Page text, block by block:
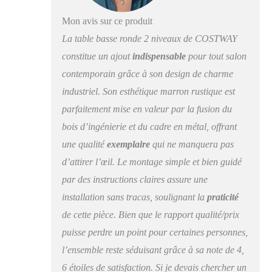
main. 【Construction
Fiable】Dotée d'un
revêtement en poudre,
notre table basse offre
une base solide pour
durée. Les pieds
réglables éliminent les
oscillations et
protègent le sol, et la
connexion solide par
boulon améliore la
【N'importe quel
espace】Cette table
basse bois sert
d’élément central,
alliant praticité et
élégance. Son design
Mon avis sur ce produit
La table basse ronde 2 niveaux de COSTWAY
constitue un ajoutindispensablepour tout salon
contemporain grâce à son design de charme
industriel. Son esthétique marron rustique est
parfaitement mise en valeur par la fusion du
bois d’ingénierie et du cadre en métal, offrant
une qualitéexemplairequi ne manquera pas
d’attirer l’œil. Le montage simple et bien guidé
par des instructions claires assure une
installation sans tracas, soulignant la praticité
de cette pièce. Bien que le rapport qualité/prix
puisse perdre un point pour certaines personnes,
l’ensemble reste séduisant grâce à sa note de 4,
6 étoiles de satisfaction. Si je devais chercher un